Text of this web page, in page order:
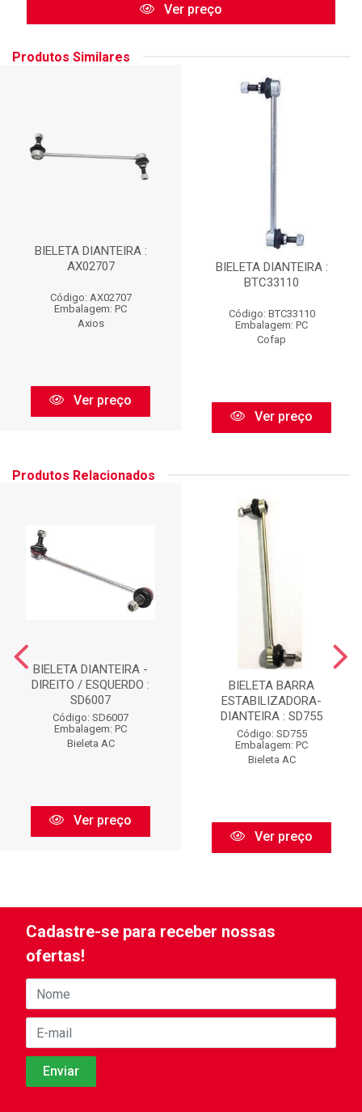
Ver preço
Produtos Similares
BIELETA DIANTEIRA :
AX02707
Código: AX02707
Embalagem: PC
Axios
Ver preço
BIELETA DIANTEIRA :
BTC33110
Código: BTC33110
Embalagem: PC
Cofap
Ver preço
Produtos Relacionados
BIELETA DIANTEIRA -
DIREITO / ESQUERDO :
SD6007
Código: SD6007
Embalagem: PC
Bieleta AC
Ver preço
BIELETA BARRA
ESTABILIZADORA-
DIANTEIRA : SD755
Código: SD755
Embalagem: PC
Bieleta AC
Ver preço
Cadastre-se para receber nossas
ofertas!